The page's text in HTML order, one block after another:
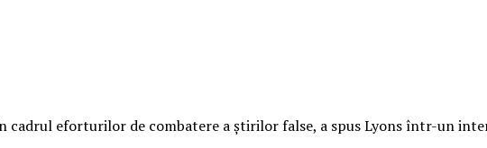
cadrul eforturilor de combatere a ştirilor false, a spus Lyons într-un